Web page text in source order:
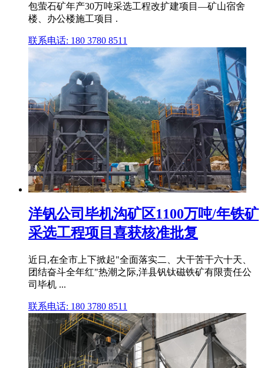
包萤石矿年产30万吨采选工程改扩建项目—矿山宿舍
楼、办公楼施工项目 .
联系电话: 180 3780 8511
洋钒公司毕机沟矿区1100万吨/年铁矿
采选工程项目喜获核准批复
近日,在全市上下掀起"全面落实二、大干苦干六十天、
团结奋斗全年红"热潮之际,洋县钒钛磁铁矿有限责任公
司毕机 ...
联系电话: 180 3780 8511